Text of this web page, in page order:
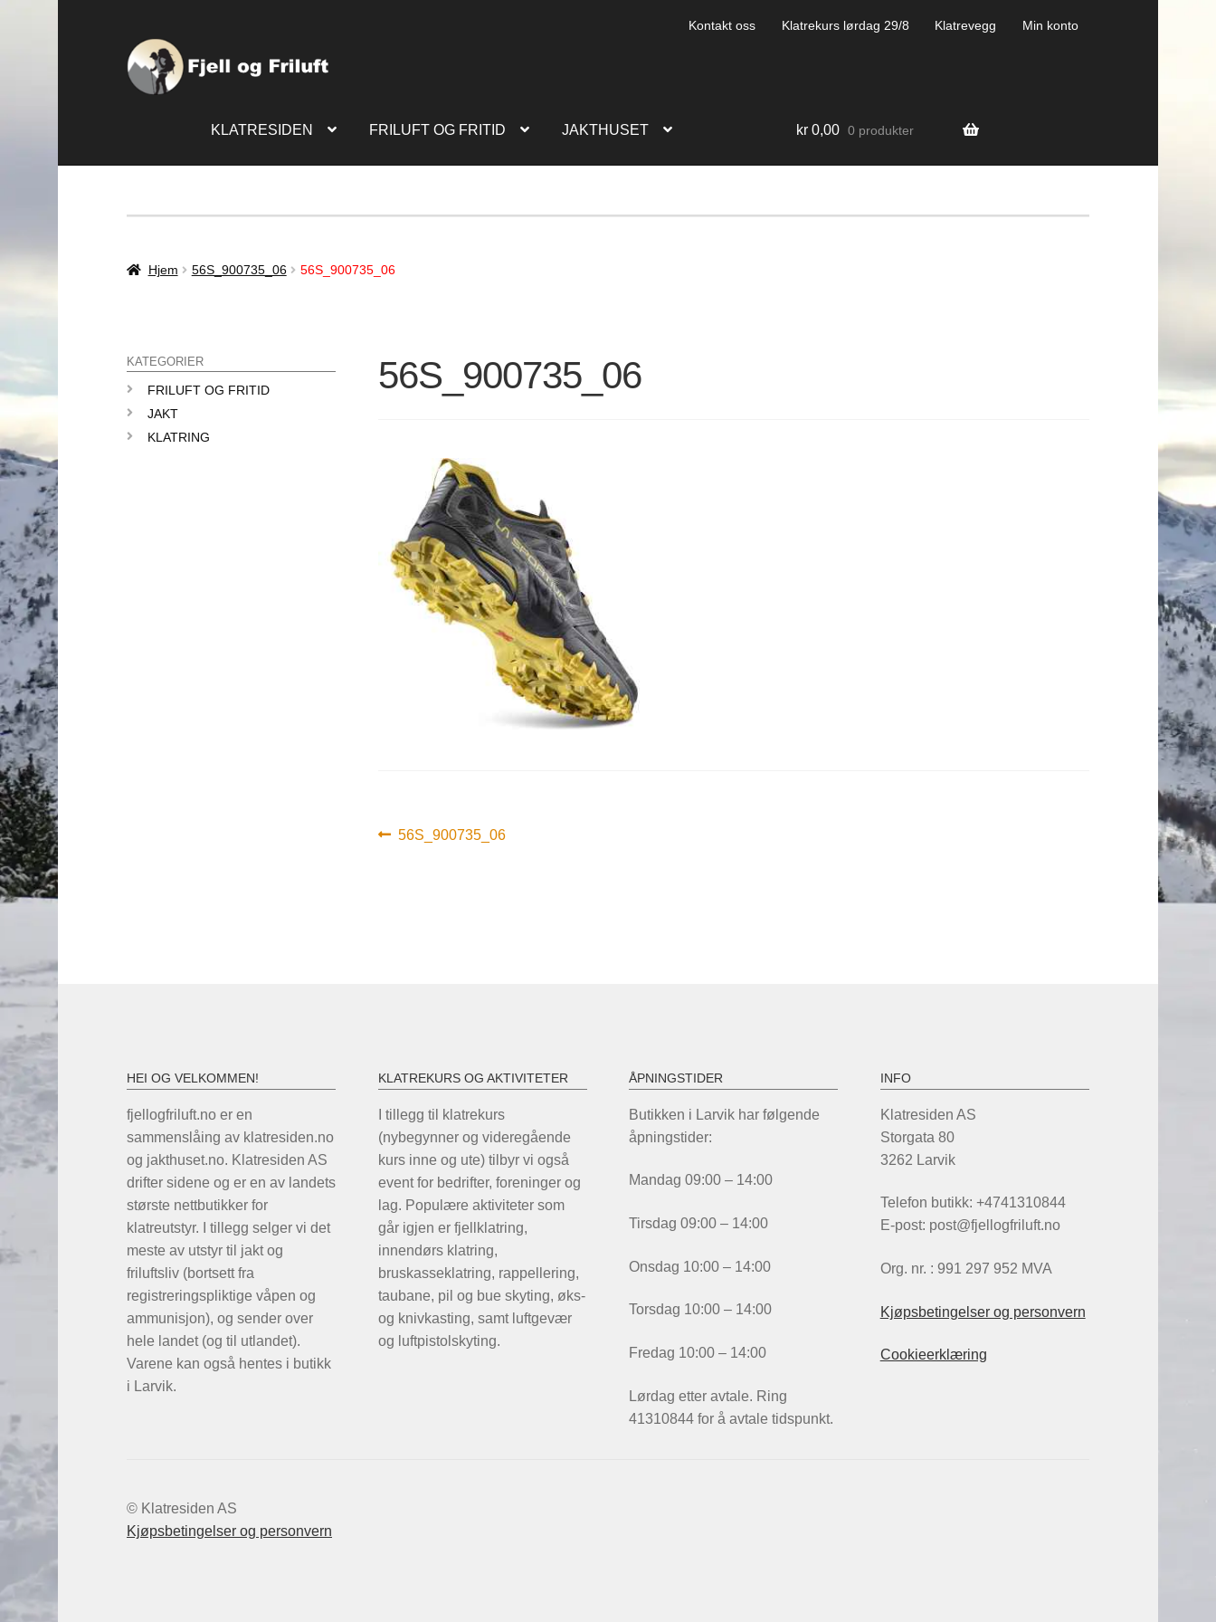
Kontakt oss Klatrekurs lørdag 29/8 Klatrevegg Min konto
KLATRESIDEN FRILUFT OG FRITID JAKTHUSET kr 0,00 0 produkter
Hjem 56S_900735_06 56S_900735_06
56S_900735_06
Innleggsnavigasjon
Forrige
56S_900735_06
KATEGORIER
FRILUFT OG FRITID
JAKT
KLATRING
HEI OG VELKOMMEN!
fjellogfriluft.no er en
sammenslåing av klatresiden.no
og jakthuset.no. Klatresiden AS
drifter sidene og er en av landets
største nettbutikker for
klatreutstyr. I tillegg selger vi det
meste av utstyr til jakt og
friluftsliv (bortsett fra
registreringspliktige våpen og
ammunisjon), og sender over
hele landet (og til utlandet).
Varene kan også hentes i butikk
i Larvik.
KLATREKURS OG AKTIVITETER
I tillegg til klatrekurs
(nybegynner og videregående
kurs inne og ute) tilbyr vi også
event for bedrifter, foreninger og
lag. Populære aktiviteter som
går igjen er fjellklatring,
innendørs klatring,
bruskasseklatring, rappellering,
taubane, pil og bue skyting, øks-
og knivkasting, samt luftgevær
og luftpistolskyting.
ÅPNINGSTIDER
Butikken i Larvik har følgende
åpningstider:
Mandag 09:00 – 14:00
Tirsdag 09:00 – 14:00
Onsdag 10:00 – 14:00
Torsdag 10:00 – 14:00
Fredag 10:00 – 14:00
Lørdag etter avtale. Ring
41310844 for å avtale tidspunkt.
INFO
Klatresiden AS
Storgata 80
3262 Larvik
Telefon butikk: +4741310844
E-post: post@fjellogfriluft.no
Org. nr. : 991 297 952 MVA
Kjøpsbetingelser og personvern
Cookieerklæring
© Klatresiden AS
Kjøpsbetingelser og personvern